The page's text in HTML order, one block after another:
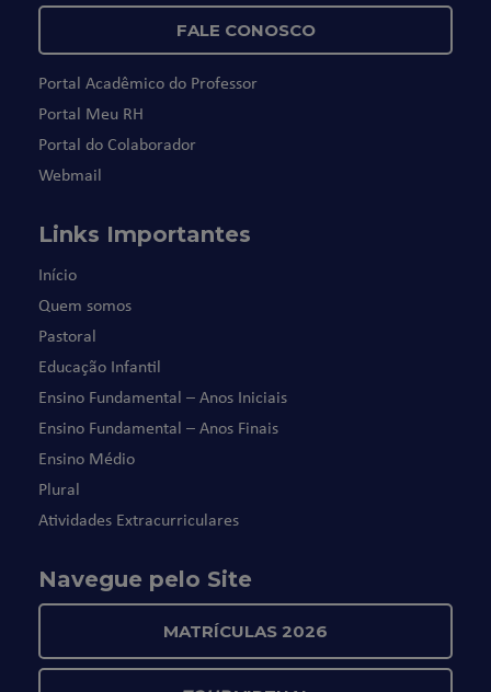
FALE CONOSCO
Portal Acadêmico do Professor
Portal Meu RH
Portal do Colaborador
Webmail
Links Importantes
Início
Quem somos
Pastoral
Educação Infantil
Ensino Fundamental – Anos Iniciais
Ensino Fundamental – Anos Finais
Ensino Médio
Plural
Atividades Extracurriculares
Navegue pelo Site
MATRÍCULAS 2026